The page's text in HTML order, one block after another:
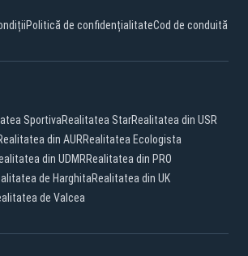
Politică de confidențialitateCod de conduită
SportivaRealitatea StarRealitatea din USR
din AURRealitatea Ecologista
din UDMRRealitatea din PRO
de HarghitaRealitatea din UK
de Valcea